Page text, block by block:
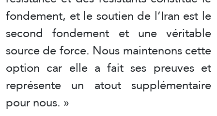
fondement, et le soutien de l’Iran est le
second fondement et une véritable
source de force. Nous maintenons cette
option car elle a fait ses preuves et
représente un atout supplémentaire
pour nous. »